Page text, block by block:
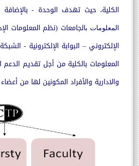
الكلية، حيث تهدف الوحدة -
المعلومات بالجامعات (نظم المعلومات
الإلكتروني – البوابة الإلكترونية -
المعلومات بالكلية من أجل تقديم الدعم
والادارية والأفراد المكونين لها من